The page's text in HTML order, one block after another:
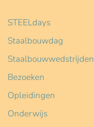
STEELdays
Staalbouwdag
Staalbouwwedstrijden
Bezoeken
Opleidingen
Onderwijs